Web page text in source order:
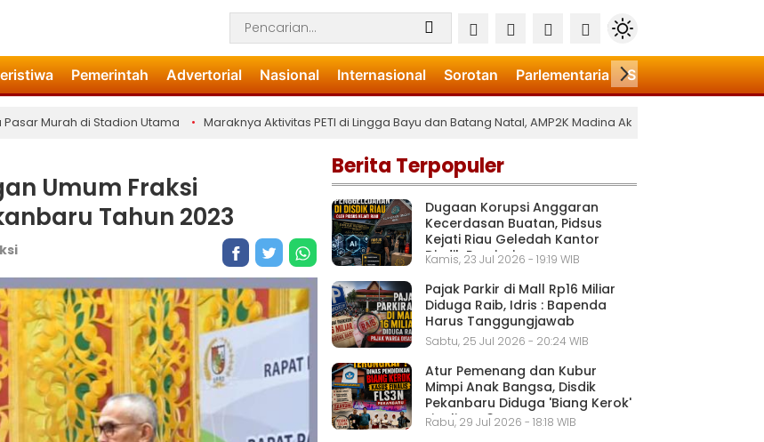
Pemerintah Advertorial Nasional Internasional Sorotan Parlementaria Sport Video
Murah di Stadion Utama •Maraknya Aktivitas PETI di Lingga Bayu dan Batang Natal, AMP2K Madina Akan Demo Mabes Polri
Umum Fraksi
Tahun 2023
Berita Terpopuler
Dugaan Korupsi Anggaran
Kecerdasan Buatan, Pidsus
Kejati Riau Geledah Kantor
Disdik Provinsi
Kamis, 23 Jul 2026 - 19:19 WIB
Pajak Parkir di Mall Rp16 Miliar
Diduga Raib, Idris : Bapenda
Harus Tanggungjawab
Sabtu, 25 Jul 2026 - 20:24 WIB
Atur Pemenang dan Kubur
Mimpi Anak Bangsa, Disdik
Pekanbaru Diduga 'Biang Kerok'
Finalis FLS3N
Rabu, 29 Jul 2026 - 18:18 WIB